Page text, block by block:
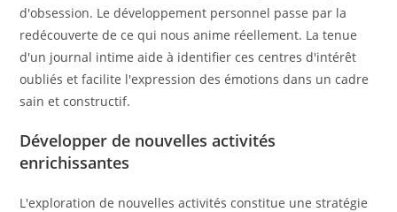
d'obsession. Le développement personnel passe par la
redécouverte de ce qui nous anime réellement. La tenue
d'un journal intime aide à identifier ces centres d'intérêt
oubliés et facilite l'expression des émotions dans un cadre
sain et constructif.
Développer de nouvelles activités
enrichissantes
L'exploration de nouvelles activités constitue une stratégie